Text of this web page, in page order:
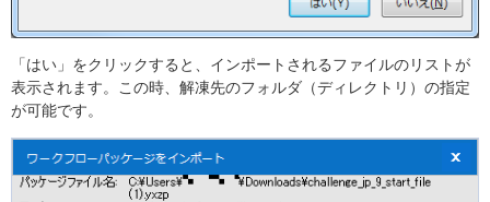
「はい」をクリックすると、インポートされるファイルのリストが
表示されます。この時、解凍先のフォルダ（ディレクトリ）の指定
が可能です。